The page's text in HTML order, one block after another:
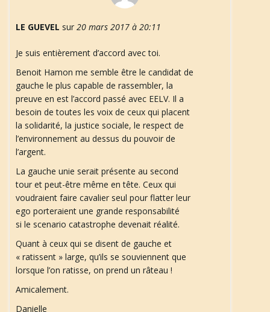
LE GUEVEL sur 20 mars 2017 à 20:11
Je suis entièrement d’accord avec toi.
Benoit Hamon me semble être le candidat de
gauche le plus capable de rassembler, la
preuve en est l’accord passé avec EELV. Il a
besoin de toutes les voix de ceux qui placent
la solidarité, la justice sociale, le respect de
l’environnement au dessus du pouvoir de
l’argent.
La gauche unie serait présente au second
tour et peut-être même en tête. Ceux qui
voudraient faire cavalier seul pour flatter leur
ego porteraient une grande responsabilité
si le scenario catastrophe devenait réalité.
Quant à ceux qui se disent de gauche et
« ratissent » large, qu’ils se souviennent que
lorsque l’on ratisse, on prend un râteau !
Amicalement.
Danielle